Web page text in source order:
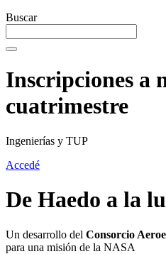
Buscar
Inscripciones a
cuatrimestre
Ingenierías y TUP
Accedé
De Haedo a la
Un desarrollo del Consorcio
para una misión de la NASA